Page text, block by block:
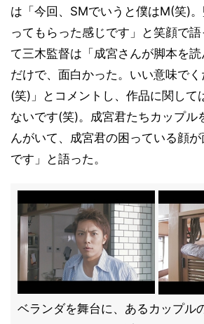
は「今回、SMでいうと僕はM(笑)
ってもらった感じです」と笑顔で
て三木監督は「成宮さんが脚本を
だけで、面白かった。いい意味で
(笑)」とコメントし、作品に関して
ないです(笑)。成宮君たちカップル
んがいて、成宮君の困っている顔
です」と語った。
ベランダを舞台に、あるカップル